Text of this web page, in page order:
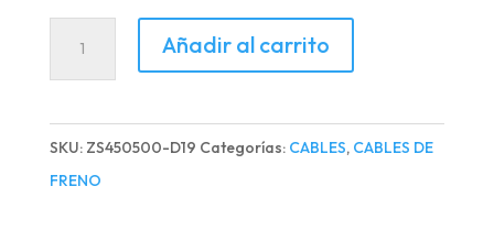
MB
Añadir al carrito
SKU: ZS450500-D19 Categorías: CABLES, CABLES DE
FRENO